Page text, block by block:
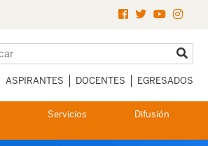
ASPIRANTES DOCENTES EGRESADOS
Servicios Difusión